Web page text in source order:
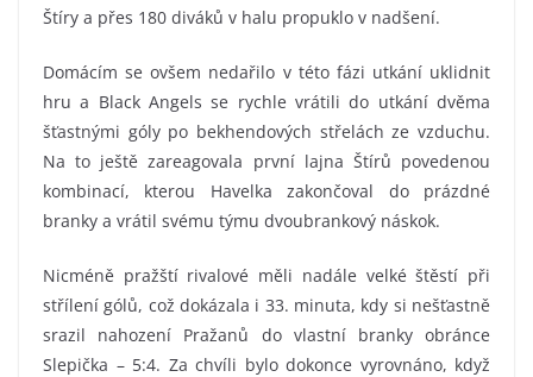
Štíry a přes 180 diváků v halu propuklo v nadšení.
Domácím se ovšem nedařilo v této fázi utkání uklidnit
hru a Black Angels se rychle vrátili do utkání dvěma
šťastnými góly po bekhendových střelách ze vzduchu.
Na to ještě zareagovala první lajna Štírů povedenou
kombinací, kterou Havelka zakončoval do prázdné
branky a vrátil svému týmu dvoubrankový náskok.
Nicméně pražští rivalové měli nadále velké štěstí při
střílení gólů, což dokázala i 33. minuta, kdy si nešťastně
srazil nahození Pražanů do vlastní branky obránce
Slepička – 5:4. Za chvíli bylo dokonce vyrovnáno, když